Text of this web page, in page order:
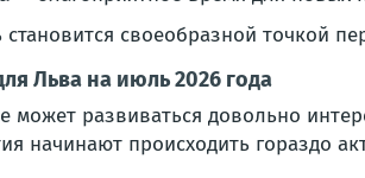
своеобразной точкой
Льва на июль 2026 года
развиваться довольно
начинают происходить гораздо